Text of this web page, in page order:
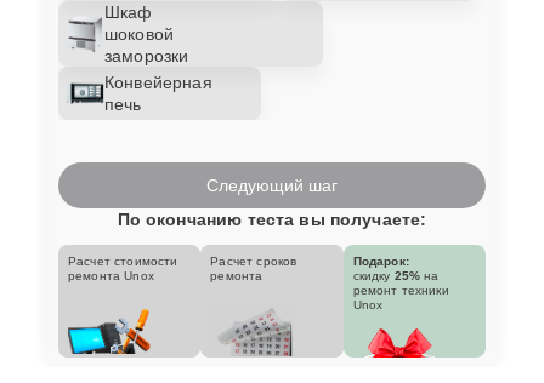
Шкаф
шоковой
заморозки
Конвейерная
печь
Следующий шаг
По окончанию теста вы получаете:
Расчет стоимости
ремонта Unox
Расчет сроков
ремонта
Подарок:
скидку 25% на
ремонт техники
Unox